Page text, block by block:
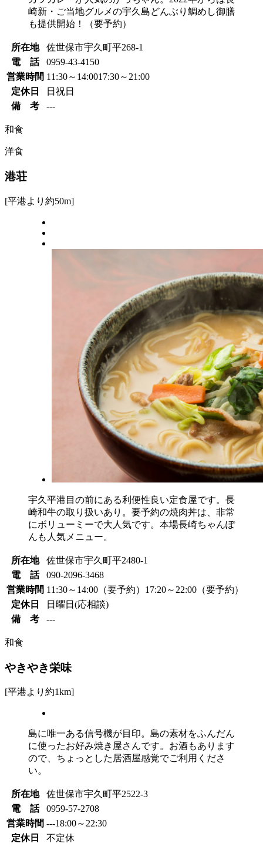
崎新・ご当地グルメの宇久島どんぶり鯛めし御膳
も提供開始！（要予約）
所在地
佐世保市宇久町平268-1
電 話
0959-43-4150
営業時間 11:30～14:0017:30～21:00
定休日
日祝日
備 考
---
和食
洋食
港荘
[平港より約50m]
宇久平港目の前にある利便性良い定食屋です。長
崎和牛の取り扱いあり。要予約の焼肉丼は、非常
にボリューミーで大人気です。本場長崎ちゃんぽ
んも人気メニュー。
所在地
佐世保市宇久町平2480-1
電 話
090-2096-3468
営業時間 11:30～14:00（要予約） 17:20～22:00（要予約）
定休日
日曜日(応相談)
備 考
---
和食
やきやき栄味
[平港より約1km]
島に唯一ある信号機が目印。島の素材をふんだん
に使ったお好み焼き屋さんです。お酒もあります
ので、ちょっとした居酒屋感覚でご利用くださ
い。
所在地
佐世保市宇久町平2522-3
電 話
0959-57-2708
営業時間 ---18:00～22:30
定休日
不定休